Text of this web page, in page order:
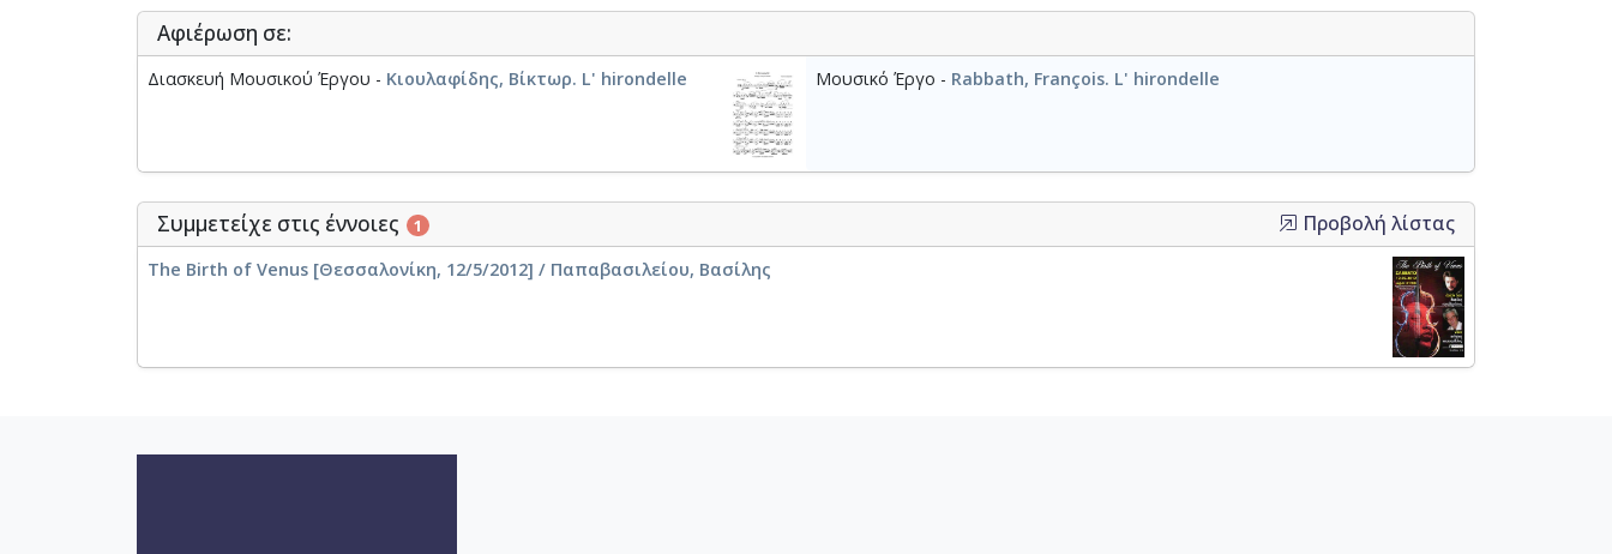
Αφιέρωση σε:
Διασκευή Μουσικού Έργου - Κιουλαφίδης, Βίκτωρ. L' hirondelle Μουσικό Έργο - Rabbath, François. L' hirondelle
Συμμετείχε στις έννοιες 1 Προβολή λίστας
The Birth of Venus [Θεσσαλονίκη, 12/5/2012] / Παπαβασιλείου, Βασίλης